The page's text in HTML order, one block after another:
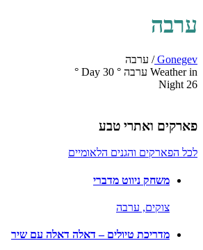
ערבה
Gonegev
/ ערבה
Weather in ערבה
°
30
Day
°
26
Night
פארקים ואתרי טבע
לכל הפארקים והגנים הלאומיים
משחק ניווט מדברי
צוקים, ערבה
מדריכת טיולים – דאלה דאלה עם שיר